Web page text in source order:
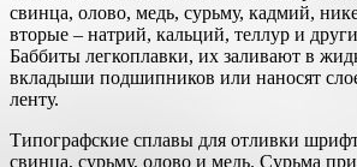
свинца, олово, медь, сурьму, кадмий,
вторые – натрий, кальций, теллур и
Баббиты легкоплавки, их заливают в
вкладыши подшипников или наносят
ленту.
Типографские сплавы для отливки
свинца, сурьму, олово и медь. Сурьма